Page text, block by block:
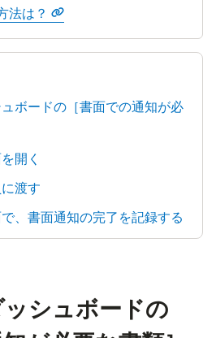
法は？
ボードの［書面での通知が必
開く
渡す
、書面通知の完了を記録する
シュボードの